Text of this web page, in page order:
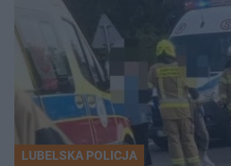
LUBELSKA POLICJA